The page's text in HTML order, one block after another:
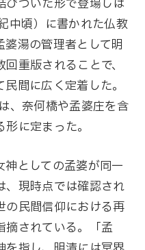
びついた形で登場しは
中頃）に書かれた仏教
湯の管理者として明
重版されることで、
間に広く定着した。
、奈何橋や孟婆庄を含
に定まった。
としての孟婆が同一
、現時点では確認され
の民間信仰における再
摘されている。「孟